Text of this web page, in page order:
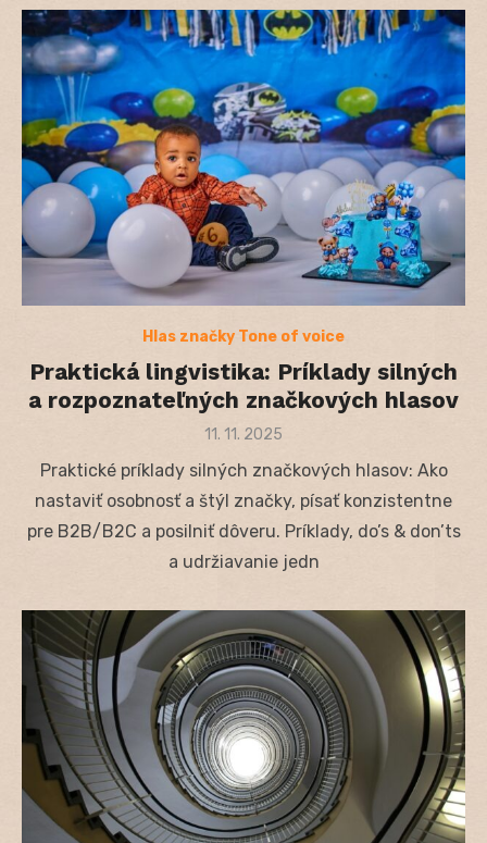
Hlas značky Tone of voice
Praktická lingvistika: Príklady silných
a rozpoznateľných značkových hlasov
Posted
11. 11. 2025
Praktické príklady silných značkových hlasov: Ako
nastaviť osobnosť a štýl značky, písať konzistentne
pre B2B/B2C a posilniť dôveru. Príklady, do’s & don’ts
a udržiavanie jedn